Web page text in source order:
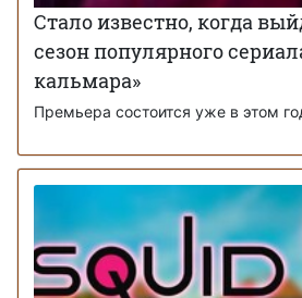
Стало известно, когда
сезон популярного
кальмара»
Премьера состоится уже в этом